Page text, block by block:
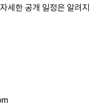
세한 공개 일정은 알려지